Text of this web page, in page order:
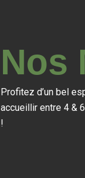
Nos
Profitez d’un bel
accueillir entre 4 &
!